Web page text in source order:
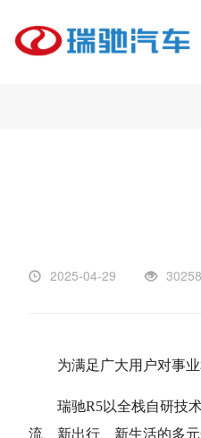
2025-04-29
为满足广大用户对事
瑞驰R5以全栈自研技
流、新出行、新生活的多